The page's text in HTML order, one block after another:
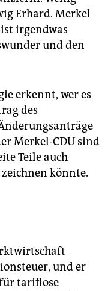
Erhard. Merkel
irgendwas
und den
erkennt, wer es
des
Merkel-CDU sind
Teile auch
könnte.
und er
tariflose